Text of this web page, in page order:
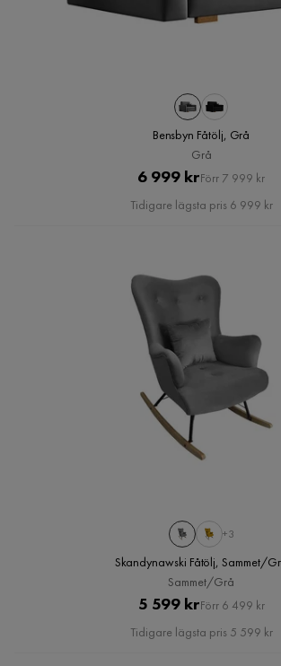
Bensbyn Fåtölj, Grå
Grå
Pris
6 999 krOriginal
Pris
Förr 7 999 kr
Tidigare lägsta pris 6 999 kr
+3
Skandynawski Fåtölj, Sammet/
Sammet/Grå
Pris
5 599 krOriginal
Pris
Förr 6 499 kr
Tidigare lägsta pris 5 599 kr